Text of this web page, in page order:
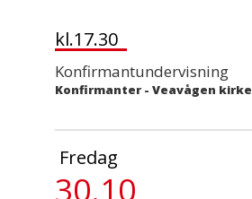
kl.17.30
Konfirmantundervisning
Konfirmanter - Veavågen kirke
Fredag
30.10